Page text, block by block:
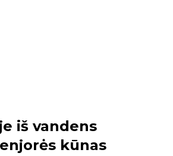
iš vandens
kūnas